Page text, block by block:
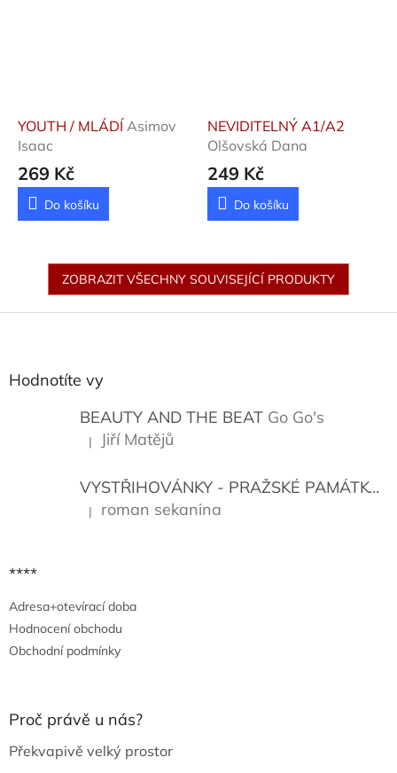
YOUTH / MLÁDÍ Asimov
Isaac
269 Kč
Do košíku
NEVIDITELNÝ A1/A2
Olšovská Dana
249 Kč
Do košíku
ZOBRAZIT VŠECHNY SOUVISEJÍCÍ PRODUKTY
Hodnotíte vy
BEAUTY AND THE BEAT Go Go's
Hodnocení produktu je 5 z 5 hvězdiček.
| Jiří Matějů
VYSTŘIHOVÁNKY - PRAŽSKÉ PAMÁTKY
Hodnocení produktu je 5 z 5 hvězdiček.
| roman sekanina
****
Adresa+otevírací doba
Hodnocení obchodu
Obchodní podmínky
Proč právě u nás?
Překvapivě velký prostor